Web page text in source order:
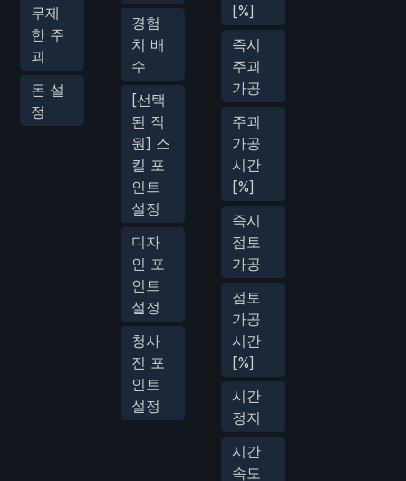
무제
한 주
괴
돈 설
정
경험
치 배
수
[선택
된 직
원] 스
킬 포
인트
설정
디자
인 포
인트
설정
청사
진 포
인트
설정
[%]
즉시
주괴
가공
주괴
가공
시간
[%]
즉시
점토
가공
점토
가공
시간
[%]
시간
정지
시간
속도